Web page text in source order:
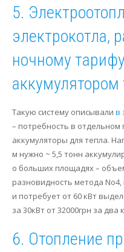
5.
электрокотла,
ночному
аккумулятором
Такую систему описывали в
– потребность в
аккумуляторы для тепла.
м нужно ~ 5,5 тонн
о больших площадях –
разновидность метода
и потребует от 60 кВт
за 30кВт от 32000грн за
6. Отопление